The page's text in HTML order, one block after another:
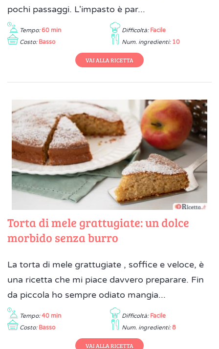
pochi passaggi. L'impasto è par...
Tempo: 60 min Difficoltà: Facile
Costo: Basso Num. ingredienti: 10
VAI ALLA RICETTA
Torta di mele grattugiate: un dolce
morbido senza burro
La torta di mele grattugiate , soffice e veloce, è
una ricetta che mi piace davvero preparare. Fin
da piccola ho sempre odiato mangia...
Tempo: 40 min Difficoltà: Facile
Costo: Basso Num. ingredienti: 8
VAI ALLA RICETTA